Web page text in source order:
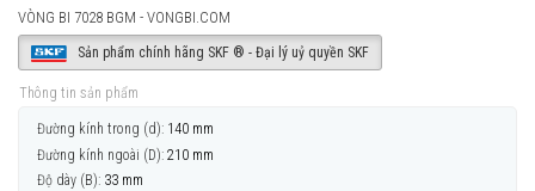
VÒNG BI 7028 BGM - VONGBI.COM
Sản phẩm chính hãng SKF ® - Đại lý uỷ quyền SKF
Thông tin sản phẩm
Đường kính trong (d): 140 mm
Đường kính ngoài (D): 210 mm
Độ dày (B): 33 mm